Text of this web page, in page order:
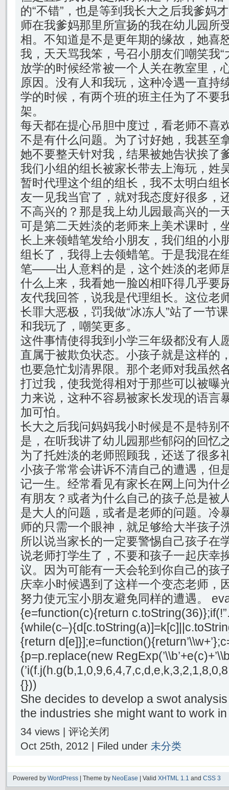
的“不错”，也是等到我长大之后我爹妈
师在我爹妈那里所宣扬的我在幼儿园所
相。不知道是不是更年期的缘故，她喜
我，天天骂我笨，号召小朋友们嘲笑我“
放学的时候经常被一个人关在教室里，
原因。没有人和我玩，这种冷遇一直持
学的时候，有两个班的班主任为了不要
架。
每天都在提心吊胆中度过，看老师不喜
不是有什么问题。为了讨好她，我甚至
她不要整天针对我，结果被她告状挨了
我们小组的组长被家长带去上海玩，姓
暂时代理这个组的组长，我不太明白组
友一见我当官了，就对我态度好很多，
不高兴的？那是我上幼儿园最高兴的一
可是第二天姓淡的老师来上美术课时，
长上来领蜡笔发给小朋友，我们组的小
组长了，我得上去领蜡笔。于是我混在
笔——出人意料的是，这个姓淡的老师
什么上来，我看她一脸凶相吓得几乎要
友代我回答，说我是代理组长。这位老
长罪大恶极，罚我做“冰冻人”站了一节
和我玩了，嘲笑更多。
这件事情使得我到小学三年级都没有人
直属于被欺负状态。小孩子就是这样的
也要急忙划清界限。那个老师对我虽然
打过我，使我觉得相对于那些可以被曝
力来说，这种不容易被家长发现的语言
加可怕。
长大之后我问妈妈我小时候是不是特别
是，在听我讲了幼儿园那些郁闷的回忆
为了托姓淡的老师照顾我，还送了很多
小孩子常常会讲诉不清自己的遭遇，但
记一生。经常看见有家长在网上问为什
有朋友？或者为什么自己的孩子总是被
是大人的问题，或者是老师的问题。冷
师的只需一个眼神，就足够给大半孩子
所以说当家长的一定要警惕自己孩子在
说老师打学生了，不要和孩子一起庆幸
议。因为可能有一天会轮到你自己的孩
庆幸小时候遇到了这样一个变态老师，
努力使元宝小朋友避免同样的遭遇。
{e=function(c){return
{return
{p=p.replace(new
{}))
She decides to develop a swot
the industries she might want to work in
34 views | 评论关闭
Oct 25th, 2012 | Filed under 未分类
Powered by WordPress | Theme by NeoEase | Valid XHTML 1.1 and CSS 3